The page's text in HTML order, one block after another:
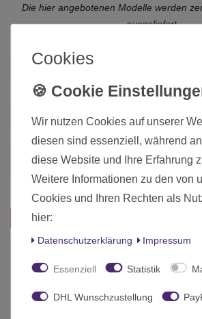
Die hier angebotenen Modelle werden
ausgeliefert.
Art.-ID 19871
Altersfreigabe Ab 12
Hersteller Micro Art
Herstellungsland Polen
Inhalt 1 Stück
Das passt zu diesem Produkt:
Cookies
Wir nutzen Cookies auf unserer
diesen sind essenziell, während
diese Website und Ihre Erfahrung
Weitere Informationen zu den von
Cookies und Ihren Rechten als
hier:
Daten­schutz­erklärung Impressum
Essenziell Statistik
DHL Wunschzustellung